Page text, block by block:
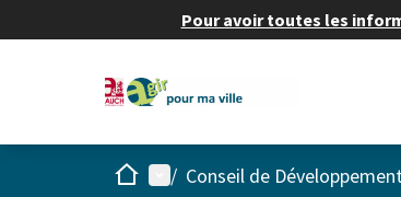
Pour avoir toutes les
AccueilMenu principal
/ Conseil de